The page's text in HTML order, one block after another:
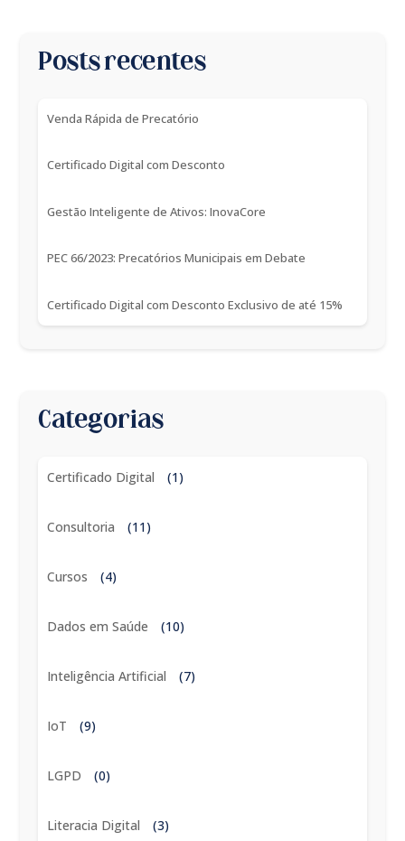
Posts recentes
Venda Rápida de Precatório
Certificado Digital com Desconto
Gestão Inteligente de Ativos: InovaCore
PEC 66/2023: Precatórios Municipais em Debate
Certificado Digital com Desconto Exclusivo de até 15%
Categorias
Certificado Digital (1)
Consultoria (11)
Cursos (4)
Dados em Saúde (10)
Inteligência Artificial (7)
IoT (9)
LGPD (0)
Literacia Digital (3)